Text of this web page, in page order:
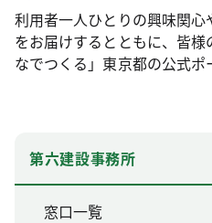
利用者一人ひとりの興味関
をお届けするとともに、皆
なでつくる」東京都の公式ポ
第六建設事務所
窓口一覧